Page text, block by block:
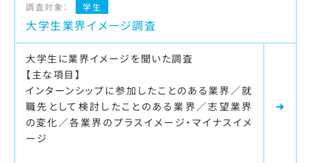
調査対象：
学生
大学生業界イメージ調査
大学生に業界イメージを聞いた調査
【主な項目】
インターンシップに参加したことのある業界／就
職先として検討したことのある業界／志望業界
の変化／各業界のプラスイメージ・マイナスイメ
ージ